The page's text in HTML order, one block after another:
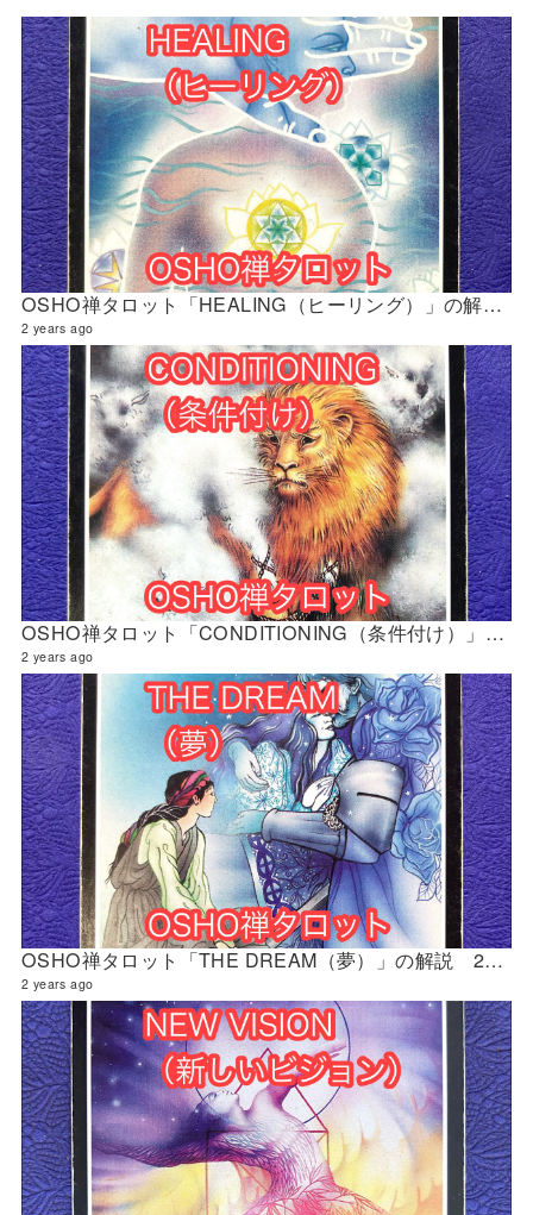
OSHO禅タロット「HEALING（ヒーリング）」の解説 2024年5月の門鑑定（官門）
2 years ago
OSHO禅タロット「CONDITIONING（条件付け）」の解説 2024年5月の門鑑定（財門）
2 years ago
OSHO禅タロット「THE DREAM（夢）」の解説 2024年5月の門鑑定（創門）
2 years ago